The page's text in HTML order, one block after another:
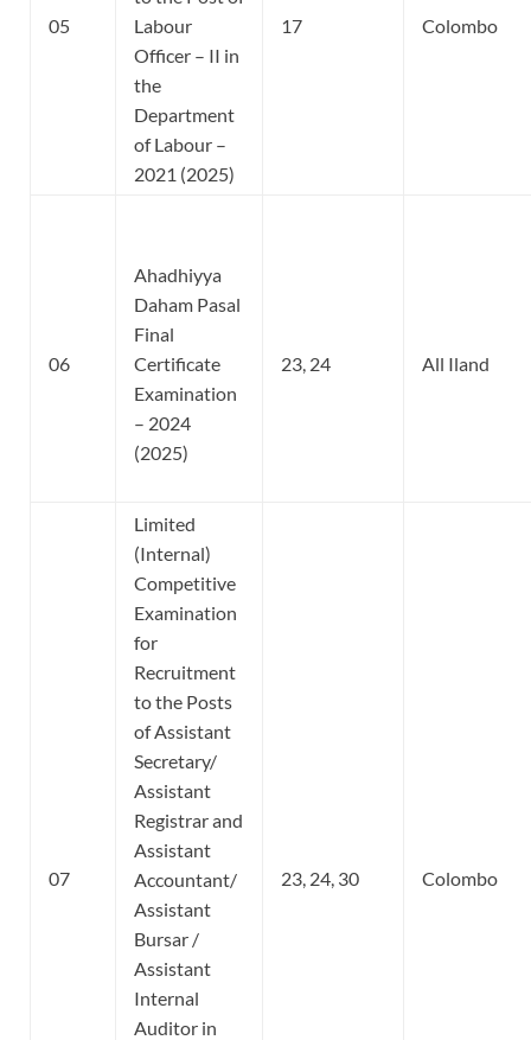
05
Labour
Officer – II in
the
Department
of Labour –
2021 (2025)
17 Colombo
06
Ahadhiyya
Daham Pasal
Final
Certificate
Examination
– 2024
(2025)
23, 24 All Iland
07
Limited
(Internal)
Competitive
Examination
for
Recruitment
to the Posts
of Assistant
Secretary/
Assistant
Registrar and
Assistant
Accountant/
Assistant
Bursar /
Assistant
Internal
Auditor in
23, 24, 30 Colombo